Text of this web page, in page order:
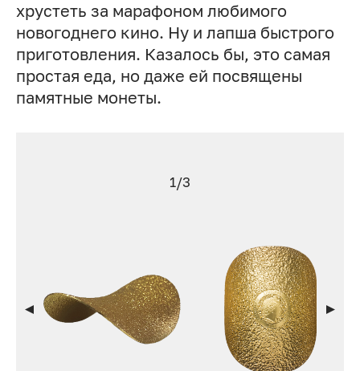
хрустеть за марафоном любимого
новогоднего кино. Ну и лапша быстрого
приготовления. Казалось бы, это самая
простая еда, но даже ей посвящены
памятные монеты.
1/3